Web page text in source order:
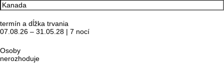
termín a dĺžka trvania
07.08.26 – 31.05.28 | 7 nocí
Osoby
nerozhoduje